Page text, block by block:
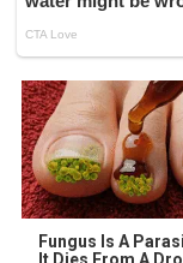
Fungus Is A